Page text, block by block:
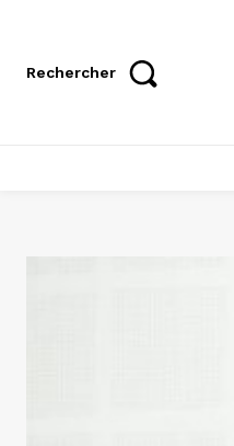
Rechercher